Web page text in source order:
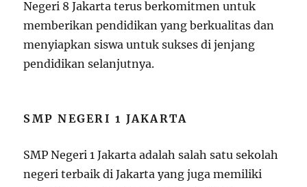
Negeri 8 Jakarta terus berkomitmen untuk
memberikan pendidikan yang berkualitas dan
menyiapkan siswa untuk sukses di jenjang
pendidikan selanjutnya.
SMP NEGERI 1 JAKARTA
SMP Negeri 1 Jakarta adalah salah satu sekolah
negeri terbaik di Jakarta yang juga memiliki